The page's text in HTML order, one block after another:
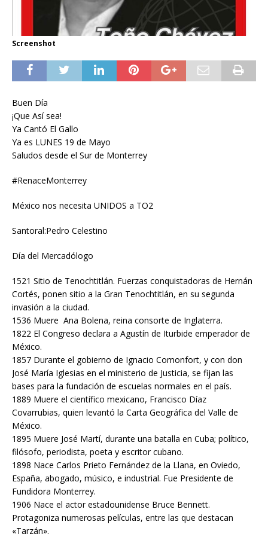
Screenshot
Buen Día
¡Que Así sea!
Ya Cantó El Gallo
Ya es LUNES 19 de Mayo
Saludos desde el Sur de Monterrey
#RenaceMonterrey
México nos necesita UNIDOS a TO2
Santoral:Pedro Celestino
Día del Mercadólogo
1521 Sitio de Tenochtitlán. Fuerzas conquistadoras de Hernán
Cortés, ponen sitio a la Gran Tenochtitlán, en su segunda
invasión a la ciudad.
1536 Muere Ana Bolena, reina consorte de Inglaterra.
1822 El Congreso declara a Agustín de Iturbide emperador de
México.
1857 Durante el gobierno de Ignacio Comonfort, y con don
José María Iglesias en el ministerio de Justicia, se fijan las
bases para la fundación de escuelas normales en el país.
1889 Muere el científico mexicano, Francisco Díaz
Covarrubias, quien levantó la Carta Geográfica del Valle de
México.
1895 Muere José Martí, durante una batalla en Cuba; político,
filósofo, periodista, poeta y escritor cubano.
1898 Nace Carlos Prieto Fernández de la Llana, en Oviedo,
España, abogado, músico, e industrial. Fue Presidente de
Fundidora Monterrey.
1906 Nace el actor estadounidense Bruce Bennett.
Protagoniza numerosas películas, entre las que destacan
«Tarzán».